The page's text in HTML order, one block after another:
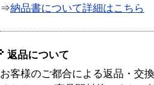
⇒納品書について詳細はこちら
返品について
お客様のご都合による返品・交